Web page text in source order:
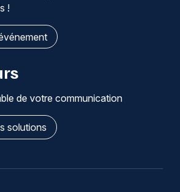
!
de votre communication
solutions